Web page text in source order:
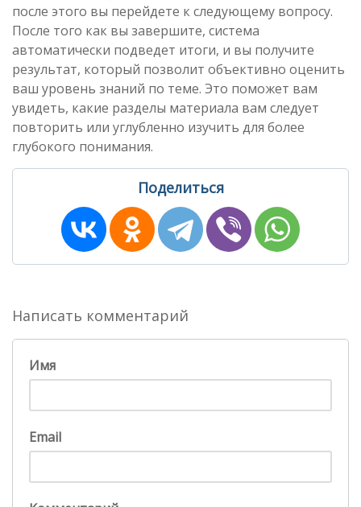
после этого вы перейдете к следующему вопросу.
После того как вы завершите, система
автоматически подведет итоги, и вы получите
результат, который позволит объективно оценить
ваш уровень знаний по теме. Это поможет вам
увидеть, какие разделы материала вам следует
повторить или углубленно изучить для более
глубокого понимания.
Поделиться
Написать комментарий
Имя
Email